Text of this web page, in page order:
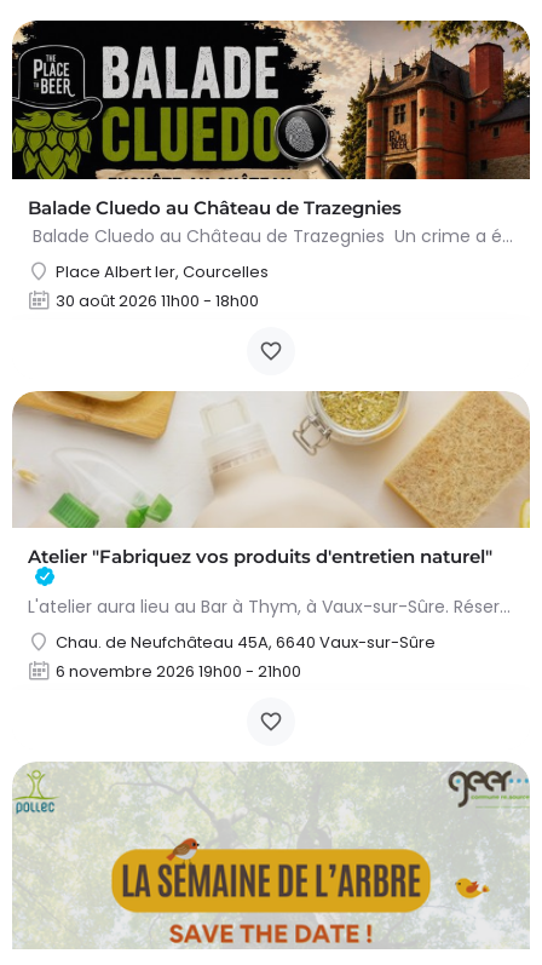
Balade Cluedo au Château de Trazegnies
Balade Cluedo au Château de Trazegnies Un crime a été commis au Château de Trazegnies… À vous de résoudre…
Place Albert Ier, Courcelles
30 août 2026 11h00 - 18h00
Atelier "Fabriquez vos produits d'entretien naturel"
L'atelier aura lieu au Bar à Thym, à Vaux-sur-Sûre. Réservation :
Chau. de Neufchâteau 45A, 6640 Vaux-sur-Sûre
6 novembre 2026 19h00 - 21h00